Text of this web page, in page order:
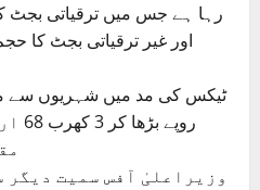
وزیراعلیٰ آفس سمیت دیگر